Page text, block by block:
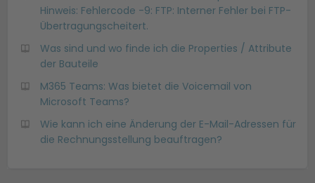
Hinweis: Fehlercode -9: FTP: Interner Fehler bei FTP-
Übertragungscheitert.
Was sind und wo finde ich die Properties / Attribute
der Bauteile
M365 Teams: Was bietet die Voicemail von
Microsoft Teams?
Wie kann ich eine Änderung der E-Mail-Adressen für
die Rechnungsstellung beauftragen?